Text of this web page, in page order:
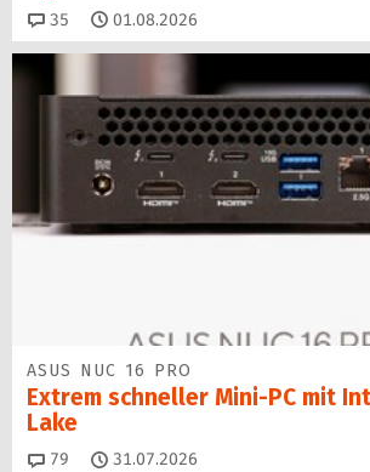
35 Kommentare
01.08.2026
ASUS NUC 16 PRO
Extrem schneller Mini-PC mit
Lake
79 Kommentare
31.07.2026